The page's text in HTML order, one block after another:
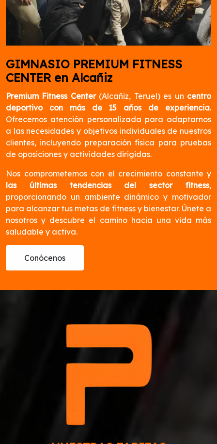
GIMNASIO PREMIUM FITNESS
CENTER en Alcañiz
Premium Fitness Center(Alcañiz, Teruel) es un centro
deportivo con más de 15 años de experiencia.
Ofrecemos atención personalizada para adaptarnos
a las necesidades y objetivos individuales de nuestros
clientes, incluyendo preparación física para pruebas
de oposiciones y actividades dirigidas.
Nos comprometemos con el crecimiento constante y
las últimas tendencias del sector fitness,
proporcionando un ambiente dinámico y motivador
para alcanzar tus metas de fitness y bienestar. Únete a
nosotros y descubre el camino hacia una vida más
saludable y activa.
Conócenos